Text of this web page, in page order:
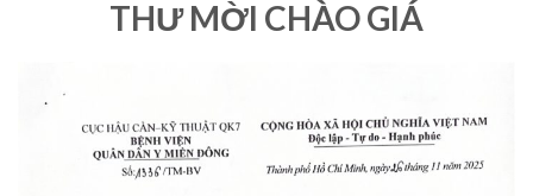
THƯ MỜI CHÀO GIÁ